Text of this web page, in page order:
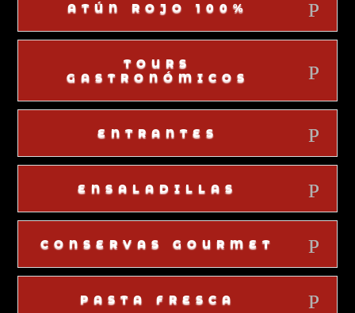
ATÚN ROJO 100%
TOURS
GASTRONÓMICOS
ENTRANTES
ENSALADILLAS
CONSERVAS GOURMET
PASTA FRESCA